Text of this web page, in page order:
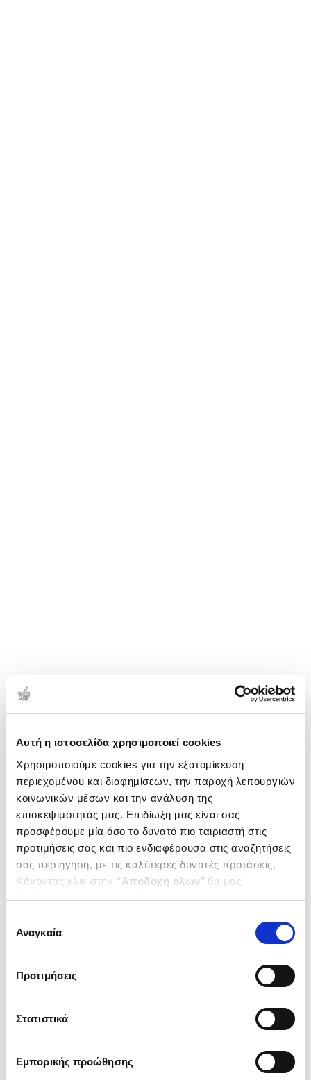
Αυτή η ιστοσελίδα χρησιμοποιεί cookies
Χρησιμοποιούμε cookies για την εξατομίκευση
περιεχομένου και διαφημίσεων, την παροχή λειτουργιών
κοινωνικών μέσων και την ανάλυση της
επισκεψιμότητάς μας. Επιδίωξη μας είναι σας
προσφέρουμε μία όσο το δυνατό πιο ταιριαστή στις
προτιμήσεις σας και πιο ενδιαφέρουσα στις αναζητήσεις
σας περιήγηση, με τις καλύτερες δυνατές προτάσεις.
Κάνοντας κλικ στην ‘’Αποδοχή όλων’’ θα μας
βοηθήσετε να ανταποκριθούμε στα παραπάνω.
ενδιαφέρουν και να επιλέξετε από τα παρακάτω με την
΄΄και να ενημερωθείτε σχετικά με
συγκατάθεσης
Αναγκαία
Προτιμήσεις
Στατιστικά
Εμπορικής προώθησης